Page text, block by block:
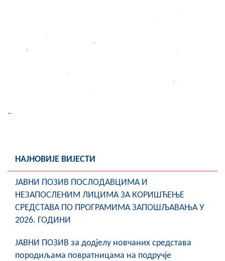
..
НАЈНОВИЈЕ ВИЈЕСТИ
ЈАВНИ ПОЗИВ ПОСЛОДАВЦИМА И
НЕЗАПОСЛЕНИМ ЛИЦИМА ЗА КОРИШЋЕЊЕ
СРЕДСТАВА ПО ПРОГРАМИМА ЗАПОШЉАВАЊА У
2026. ГОДИНИ
ЈАВНИ ПОЗИВ за додјелу новчаних средстава
породиљама повратницама на подручје